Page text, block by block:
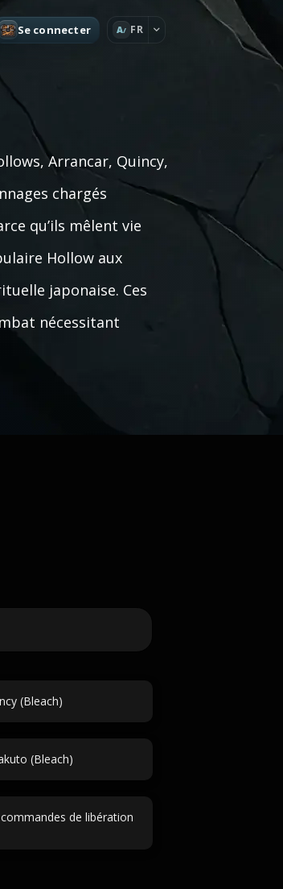
Se connecter A FR
Arrancar, Quincy,
chargés
qu’ils mêlent vie
Hollow aux
japonaise. Ces
nécessitant
(Bleach)
(Bleach)
de libération